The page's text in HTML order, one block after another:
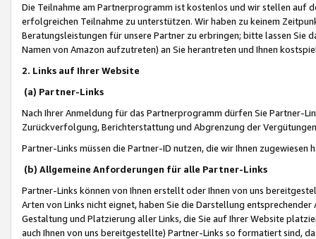
Die Teilnahme am Partnerprogramm ist kostenlos und wir stellen auf
erfolgreichen Teilnahme zu unterstützen. Wir haben zu keinem
Beratungsleistungen für unsere Partner zu erbringen; bitte lassen Sie
Namen von Amazon aufzutreten) an Sie herantreten und Ihnen
2. Links auf Ihrer Website
(a) Partner-Links
Nach Ihrer Anmeldung für das Partnerprogramm dürfen Sie Partner-
Zurückverfolgung, Berichterstattung und Abgrenzung der
Partner-Links müssen die Partner-ID nutzen, die wir Ihnen zugewiesen
(b) Allgemeine Anforderungen für alle Partner-Links
Partner-Links können von Ihnen erstellt oder Ihnen von uns
Arten von Links nicht eignet, haben Sie die Darstellung
Gestaltung und Platzierung aller Links, die Sie auf Ihrer Website
auch Ihnen von uns bereitgestellte) Partner-Links so formatiert sind,